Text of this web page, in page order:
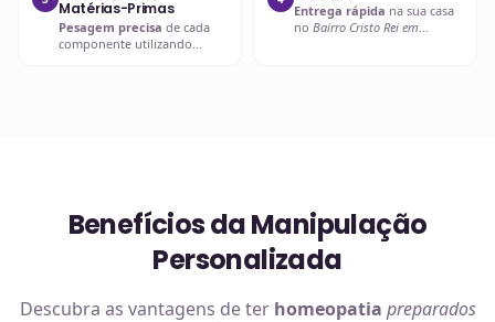
Matérias-Primas
Pesagem precisa de cada
componente utilizando
Entrega rápida na sua casa
no Bairro Cristo Rei em
Benefícios da Manipulação
Personalizada
Descubra as vantagens de ter homeopatia preparados